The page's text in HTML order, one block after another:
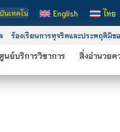
นโลยีจิตรลดา เป็นสถาบันอุดมศึกษา
English ไทย
ร้องเรียนการทุจริตและประพฤติมิช
ศูนย์บริการวิชาการ สิ่งอำนวยค